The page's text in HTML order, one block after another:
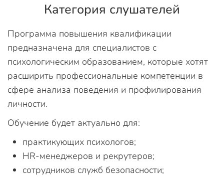
Категория слушателей
Программа повышения квалификации
предназначена для специалистов с
психологическим образованием, которые хотят
расширить профессиональные компетенции в
сфере анализа поведения и профилирования
личности.
Обучение будет актуально для:
практикующих психологов;
HR-менеджеров и рекрутеров;
сотрудников служб безопасности;